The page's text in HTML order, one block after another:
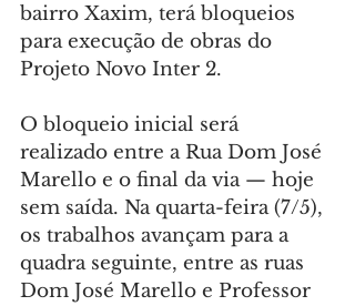
bairro Xaxim, terá bloqueios
para execução de obras do
Projeto Novo Inter 2.
O bloqueio inicial será
realizado entre a Rua Dom José
Marello e o final da via — hoje
sem saída. Na quarta-feira (7/5),
os trabalhos avançam para a
quadra seguinte, entre as ruas
Dom José Marello e Professor